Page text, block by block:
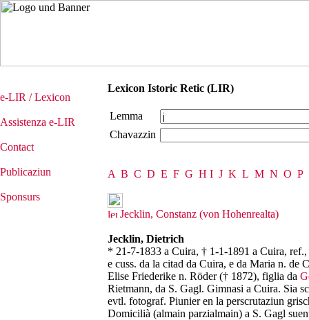
e-LIR / Lexicon
Assistenza e-LIR
Contact
Publicaziun
Sponsurs
Lexicon Istoric Retic (LIR)
Lemma
Chavazzin
A B C D E F G H I J K L M N O P
Jecklin, Constanz (von Hohenrealta)
Jecklin, Dietrich
* 21-7-1833 a Cuira, † 1-1-1891 a Cuira,
e cuss. da la citad da Cuira, e da Maria n. de
Elise Friederike n. Röder († 1872), figlia da
Rietmann, da S. Gagl. Gimnasi a Cuira. Sia
evtl. fotograf. Piunier en la perscrutaziun
Domicilià (almain parzialmain) a S. Gagl